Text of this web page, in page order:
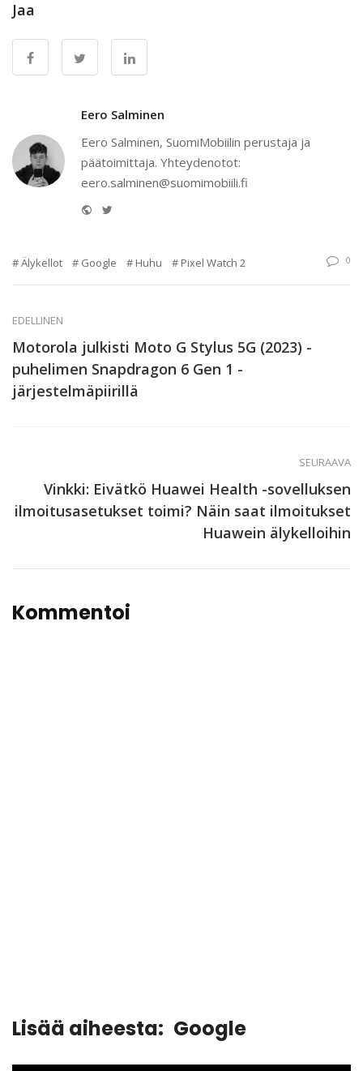
Jaa
Eero Salminen
Eero Salminen, SuomiMobiilin perustaja ja
päätoimittaja. Yhteydenotot:
eero.salminen@suomimobiili.fi
Website
Älykellot Google Huhu Pixel Watch 2 0
EDELLINEN
Motorola julkisti Moto G Stylus 5G (2023) -
puhelimen Snapdragon 6 Gen 1 -
järjestelmäpiirillä
SEURAAVA
Vinkki: Eivätkö Huawei Health -sovelluksen
ilmoitusasetukset toimi? Näin saat ilmoitukset
Huawein älykelloihin
Kommentoi
Lisää aiheesta: Google